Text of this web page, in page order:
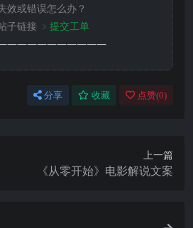
效或错误怎么办？
子链接 ﹥提交工单
分享 收藏 点赞(0)
上一篇
《从零开始》电影解说文案